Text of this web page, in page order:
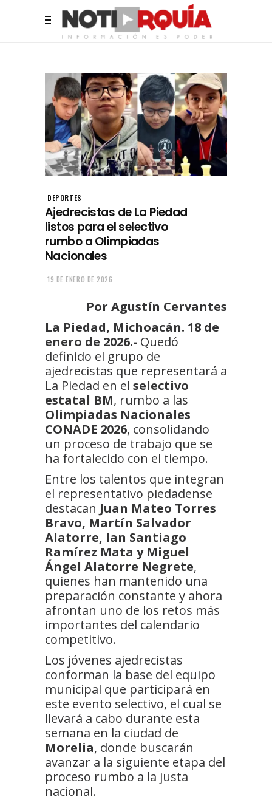
DEPORTES
Ajedrecistas de La Piedad
listos para el selectivo
rumbo a Olimpiadas
Nacionales
19 DE ENERO DE 2026
Por Agustín Cervantes
La Piedad, Michoacán. 18 de
enero de 2026.- Quedó
definido el grupo de
ajedrecistas que representará a
La Piedad en el selectivo
estatal BM, rumbo a las
Olimpiadas Nacionales
CONADE 2026, consolidando
un proceso de trabajo que se
ha fortalecido con el tiempo.
Entre los talentos que integran
el representativo piedadense
destacan Juan Mateo Torres
Bravo, Martín Salvador
Alatorre, Ian Santiago
Ramírez Mata y Miguel
Ángel Alatorre Negrete,
quienes han mantenido una
preparación constante y ahora
afrontan uno de los retos más
importantes del calendario
competitivo.
Los jóvenes ajedrecistas
conforman la base del equipo
municipal que participará en
este evento selectivo, el cual se
llevará a cabo durante esta
semana en la ciudad de
Morelia, donde buscarán
avanzar a la siguiente etapa del
proceso rumbo a la justa
nacional.